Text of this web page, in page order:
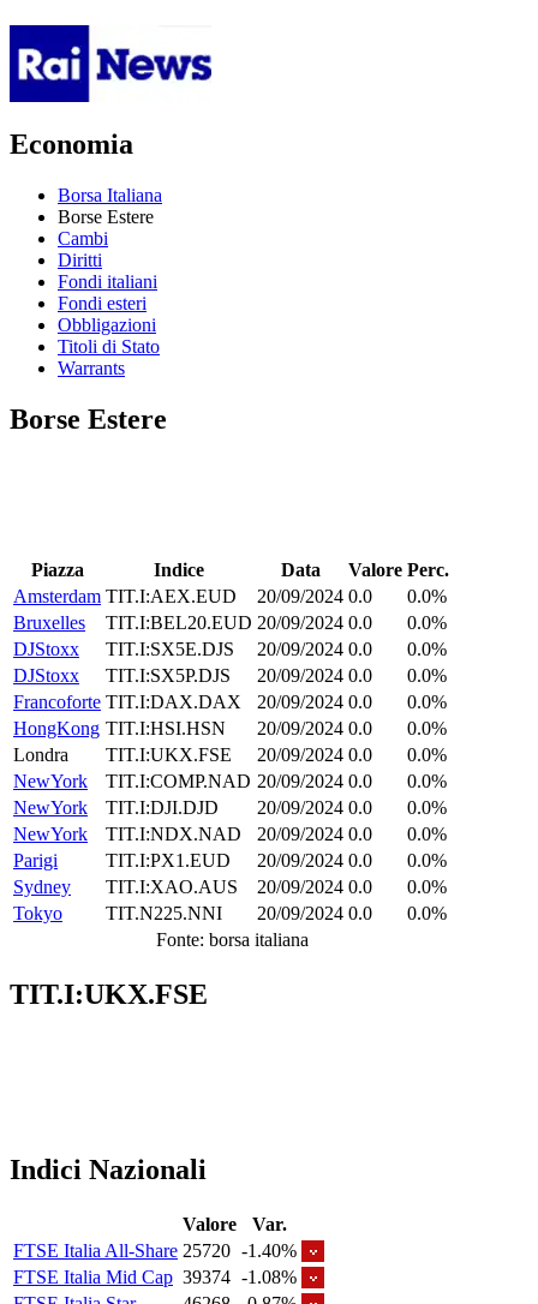
Economia
Borsa Italiana
Borse Estere
Cambi
Diritti
Fondi italiani
Fondi esteri
Obbligazioni
Titoli di Stato
Warrants
Borse Estere
Piazza Indice Data Valore Perc.
Amsterdam TIT.I:AEX.EUD 20/09/2024 0.0
0.0%
Bruxelles
TIT.I:BEL20.EUD 20/09/2024 0.0
0.0%
DJStoxx
TIT.I:SX5E.DJS 20/09/2024 0.0
0.0%
DJStoxx
TIT.I:SX5P.DJS 20/09/2024 0.0
0.0%
Francoforte TIT.I:DAX.DAX 20/09/2024 0.0
0.0%
HongKong TIT.I:HSI.HSN 20/09/2024 0.0
0.0%
Londra
TIT.I:UKX.FSE 20/09/2024 0.0
0.0%
NewYork
TIT.I:COMP.NAD 20/09/2024 0.0
0.0%
NewYork
TIT.I:DJI.DJD 20/09/2024 0.0
0.0%
NewYork
TIT.I:NDX.NAD 20/09/2024 0.0
0.0%
Parigi
TIT.I:PX1.EUD 20/09/2024 0.0
0.0%
Sydney
TIT.I:XAO.AUS 20/09/2024 0.0
0.0%
Tokyo
TIT.N225.NNI 20/09/2024 0.0
0.0%
Fonte: borsa italiana
TIT.I:UKX.FSE
Indici Nazionali
Valore
Var.
FTSE Italia All-Share 25720 -1.40%
FTSE Italia Mid Cap 39374 -1.08%